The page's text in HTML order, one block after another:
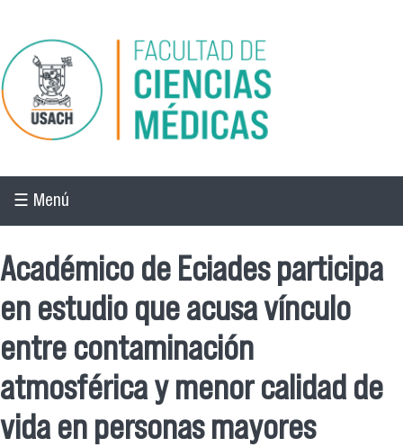
Pasar al contenido principal
☰ Menú
Académico de Eciades participa
en estudio que acusa vínculo
entre contaminación
atmosférica y menor calidad de
vida en personas mayores